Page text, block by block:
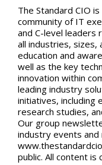
The Standard CIO
community of IT
and C-level leaders
all industries, sizes,
education and
well as the key
innovation within
leading industry
initiatives, including
research studies,
Our group
industry events
public. All content is